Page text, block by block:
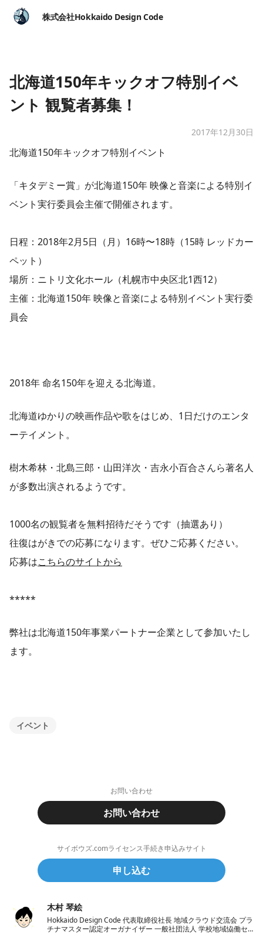
株式会社Hokkaido Design Code
北海道150年キックオフ特別イベ
ント 観覧者募集！
2017年12月30日
北海道150年キックオフ特別イベント
「キタデミー賞」が北海道150年 映像と音楽による特別イ
ベント実行委員会主催で開催されます。
日程：2018年2月5日（月）16時〜18時（15時 レッドカー
ペット）
場所：ニトリ文化ホール（札幌市中央区北1西12）
主催：北海道150年 映像と音楽による特別イベント実行委
員会
2018年 命名150年を迎える北海道。
北海道ゆかりの映画作品や歌をはじめ、1日だけのエンタ
ーテイメント。
樹木希林・北島三郎・山田洋次・吉永小百合さんら著名人
が多数出演されるようです。
1000名の観覧者を無料招待だそうです（抽選あり）
往復はがきでの応募になります。ぜひご応募ください。
応募はこちらのサイトから
*****
弊社は北海道150年事業パートナー企業として参加いたし
ます。
イベント
お問い合わせ
お問い合わせ
サイボウズ.comライセンス手続き申込みサイト
申し込む
木村 琴絵
Hokkaido Design Code 代表取締役社長 地域クラウド交流会 プラ
チナマスター認定オーガナイザー 一般社団法人 学校地域恊働セ